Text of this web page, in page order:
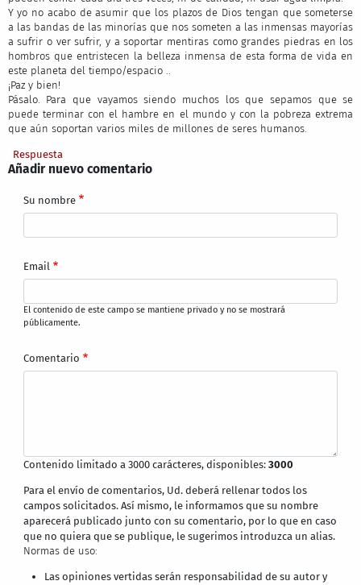
Y yo no acabo de asumir que los plazos de Dios tengan que someterse
a las bandas de las minorías que nos someten a las inmensas mayorías
a sufrir o ver sufrir, y a soportar mentiras como grandes piedras en los
hombros que entristecen la belleza inmensa de esta forma de vida en
este planeta del tiempo/espacio ..
¡Paz y bien!
Pásalo. Para que vayamos siendo muchos los que sepamos que se
puede terminar con el hambre en el mundo y con la pobreza extrema
que aún soportan varios miles de millones de seres humanos.
Respuesta
Añadir nuevo comentario
Su nombre
Email
El contenido de este campo se mantiene privado y no se mostrará
públicamente.
Comentario
Contenido limitado a 3000 carácteres, disponibles:3000
Para el envío de comentarios, Ud. deberá rellenar todos los
campos solicitados. Así mismo, le informamos que su nombre
aparecerá publicado junto con su comentario, por lo que en caso
que no quiera que se publique, le sugerimos introduzca un alias.
Normas de uso:
Las opiniones vertidas serán responsabilidad de su autor y